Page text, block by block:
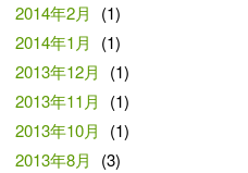
2014年2月
(1)
2014年1月
(1)
2013年12月
(1)
2013年11月
(1)
2013年10月
(1)
2013年8月
(3)